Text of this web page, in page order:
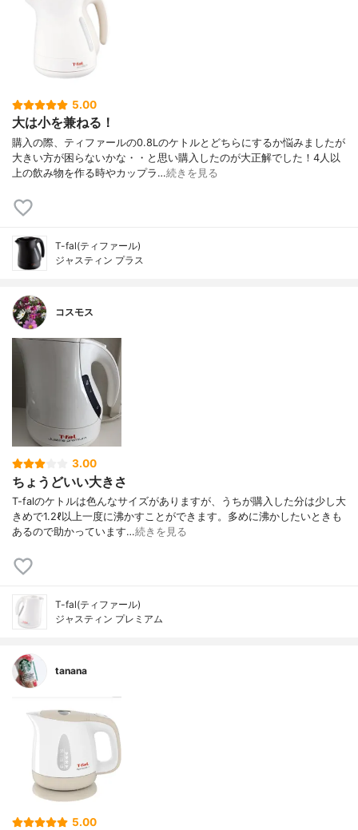
5.00
大は小を兼ねる！
購入の際、ティファールの0.8Lのケトルとどちらにするか悩みましたが
大きい方が困らないかな・・と思い購入したのが大正解でした！4人以
上の飲み物を作る時やカップラ…続きを見る
T-fal(ティファール)
ジャスティン プラス
コスモス
3.00
ちょうどいい大きさ
T-falのケトルは色んなサイズがありますが、うちが購入した分は少し大
きめで1.2ℓ以上一度に沸かすことができます。多めに沸かしたいときも
あるので助かっています…続きを見る
T-fal(ティファール)
ジャスティン プレミアム
tanana
5.00